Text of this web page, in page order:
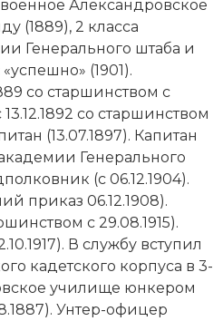
и топонимика
и духовной культуры
отношений
и методология
Александровское
(1889), 2 класса
Генерального штаба и
(1901).
со старшинством с
со старшинством
(13.07.1897). Капитан
Генерального
(с 06.12.1904).
приказ 06.12.1908).
с 29.08.1915).
В службу вступил
кадетского корпуса в 3-
училище юнкером
Унтер-офицер